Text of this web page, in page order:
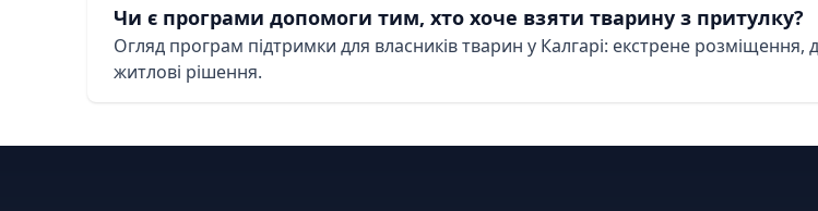
Чи є програми допомоги тим, хто хоче взяти тварину з притулку?
Огляд програм підтримки для власників тварин у Калгарі: екстрене
житлові рішення.